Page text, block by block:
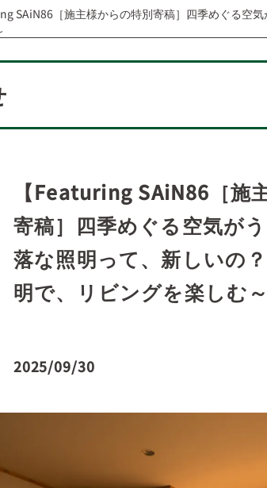
SAiN86［施主様からの特別寄稿］四季めぐる空
2025/09/30
【Featuring SAiN86［施
寄稿］四季めぐる空気が
落な照明って、新しいの
明で、リビングを楽しむ～